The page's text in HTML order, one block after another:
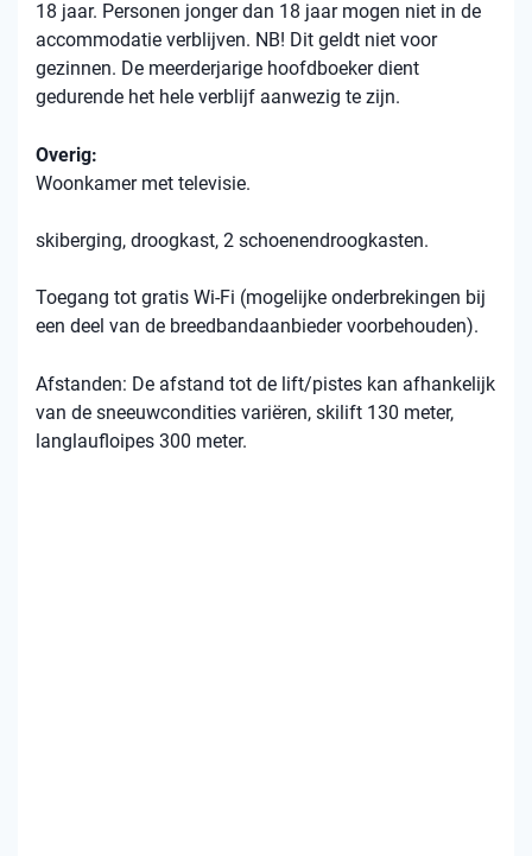
18 jaar. Personen jonger dan 18 jaar mogen niet in de
accommodatie verblijven. NB! Dit geldt niet voor
gezinnen. De meerderjarige hoofdboeker dient
gedurende het hele verblijf aanwezig te zijn.
Overig:
Woonkamer met televisie.
skiberging, droogkast, 2 schoenendroogkasten.
Toegang tot gratis Wi-Fi (mogelijke onderbrekingen bij
een deel van de breedbandaanbieder voorbehouden).
Afstanden: De afstand tot de lift/pistes kan afhankelijk
van de sneeuwcondities variëren, skilift 130 meter,
langlaufloipes 300 meter.